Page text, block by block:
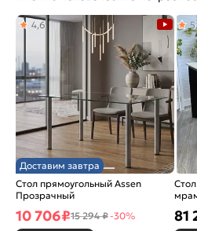
Доставим завтра
Стол прямоугольный Assen
Прозрачный
4,6
10 706₽15 294 ₽-30% 81